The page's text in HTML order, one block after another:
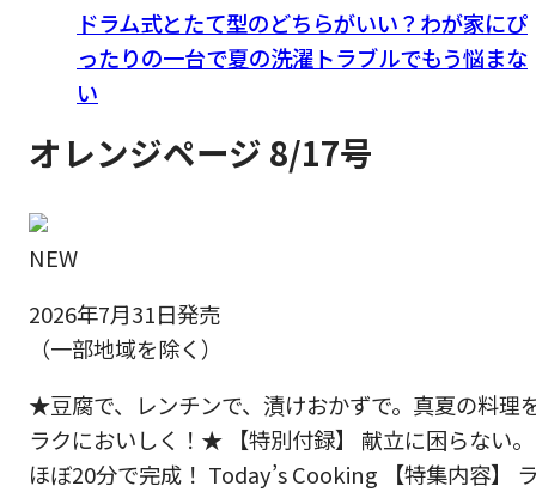
ドラム式とたて型のどちらがいい？わが家にぴ
ったりの一台で夏の洗濯トラブルでもう悩まな
い
オレンジページ 8/17号
NEW
2026年7月31日発売
（一部地域を除く）
★豆腐で、レンチンで、漬けおかずで。真夏の料理
ラクにおいしく！★ 【特別付録】 献立に困らない。
ほぼ20分で完成！ Today’s Cooking 【特集内容】